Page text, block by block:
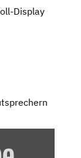
Display